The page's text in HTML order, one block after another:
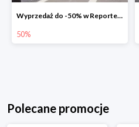
Wyprzedaż do -50% w Reporter Young
50%
Polecane promocje